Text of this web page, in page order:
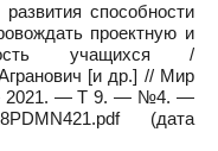
способности
проектную и
учащихся /
[и др.] // Мир
— 2021. — Т 9. — №4. —
(дата